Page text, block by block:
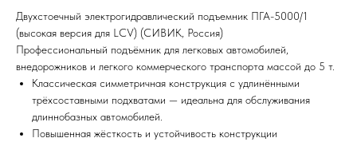
Двухстоечный электрогидравлический подъемник ПГА-5000/1
(высокая версия для LCV) (СИВИК, Россия)
Профессиональный подъёмник для легковых автомобилей,
внедорожников и легкого коммерческого транспорта массой до 5 т.
Классическая симметричная конструкция с удлинёнными
трёхсоставными подхватами — идеальна для обслуживания
длиннобазных автомобилей.
Повышенная жёсткость и устойчивость конструкции